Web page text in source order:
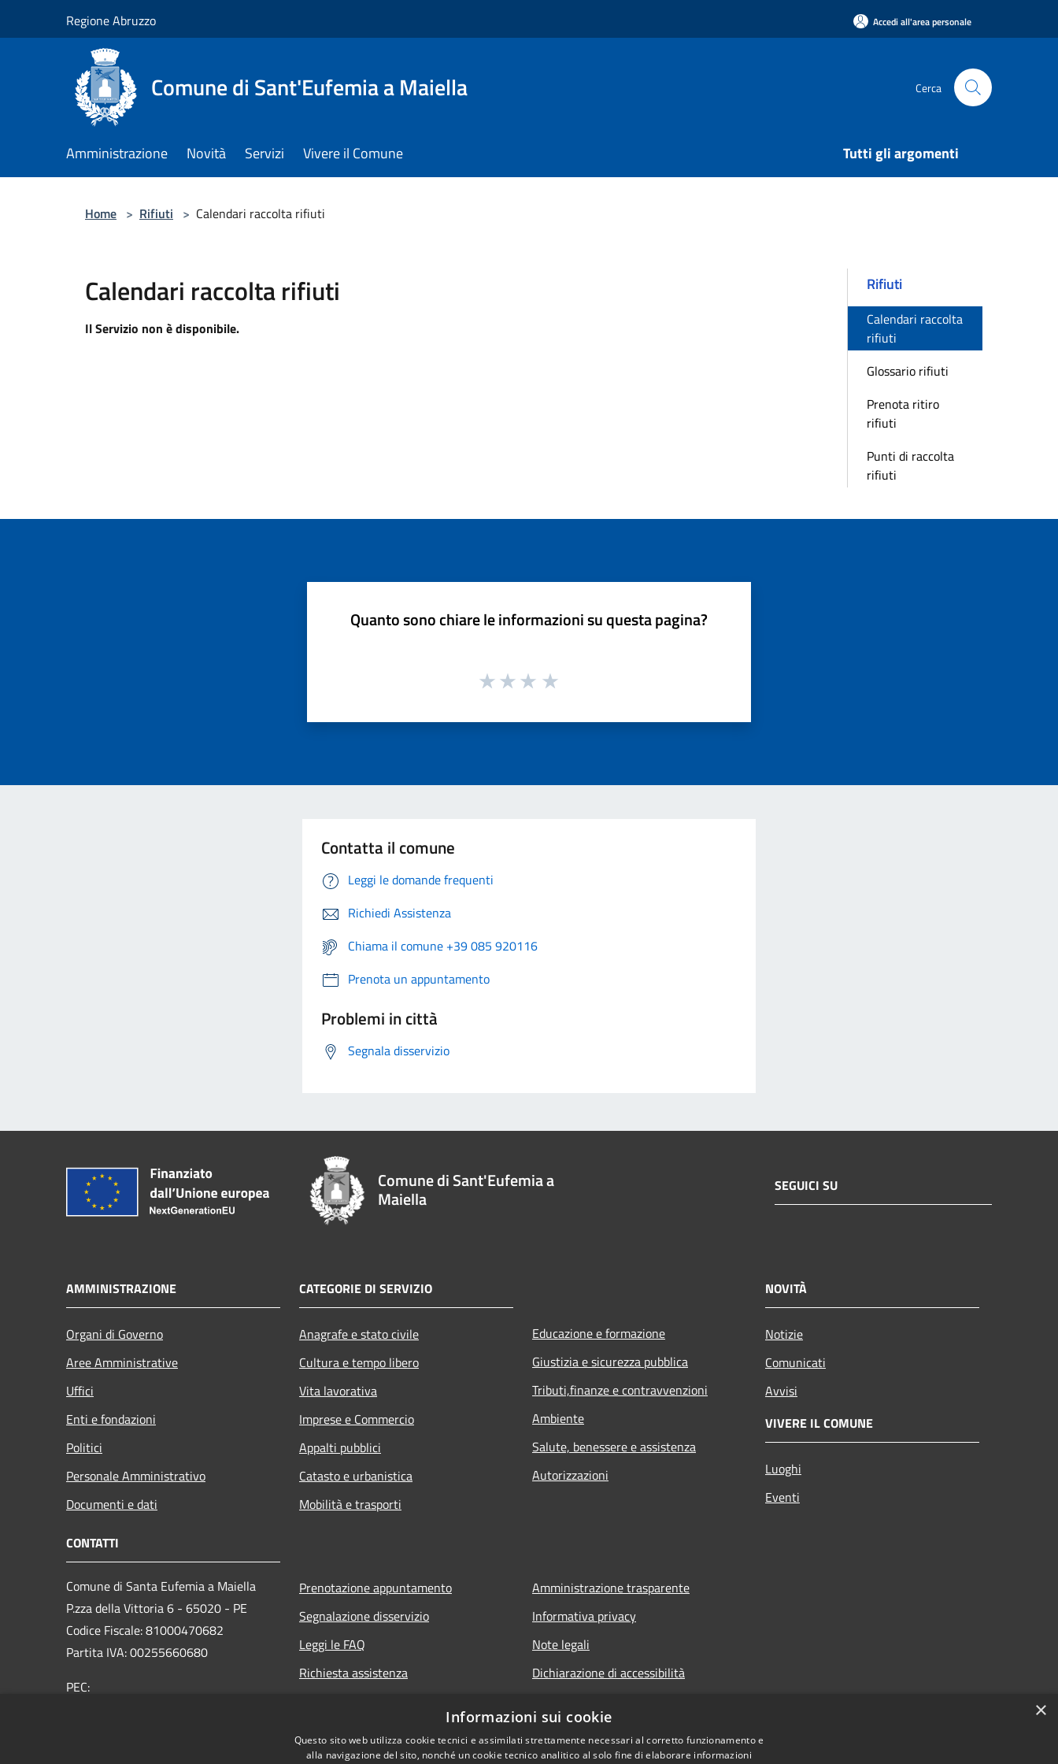
Regione Abruzzo Accedi all'area personale
Comune di Sant'Eufemia a Maiella Cerca
Amministrazione Novità Servizi Vivere il Comune Tutti gli argomenti
Home > Rifiuti > Calendari raccolta rifiuti
Calendari raccolta rifiuti
Il Servizio non è disponibile.
Rifiuti
Calendari raccolta
rifiuti
Glossario rifiuti
Prenota ritiro
rifiuti
Punti di raccolta
rifiuti
Quanto sono chiare le informazioni su questa pagina?
Contatta il comune
Leggi le domande frequenti
Richiedi Assistenza
Chiama il comune +39 085 920116
Prenota un appuntamento
Problemi in città
Segnala disservizio
Comune di Sant'Eufemia a
Maiella
SEGUICI SU
AMMINISTRAZIONE
Organi di Governo
Aree Amministrative
Uffici
Enti e fondazioni
Politici
Personale Amministrativo
Documenti e dati
CATEGORIE DI SERVIZIO
Anagrafe e stato civile
Cultura e tempo libero
Vita lavorativa
Imprese e Commercio
Appalti pubblici
Catasto e urbanistica
Mobilità e trasporti
Educazione e formazione
Giustizia e sicurezza pubblica
Tributi,finanze e contravvenzioni
Ambiente
Salute, benessere e assistenza
Autorizzazioni
NOVITÀ
Notizie
Comunicati
Avvisi
VIVERE IL COMUNE
Luoghi
Eventi
CONTATTI
Comune di Santa Eufemia a Maiella
P.zza della Vittoria 6 - 65020 - PE
Codice Fiscale: 81000470682
Partita IVA: 00255660680
PEC:
Prenotazione appuntamento
Segnalazione disservizio
Leggi le FAQ
Richiesta assistenza
Amministrazione trasparente
Informativa privacy
Note legali
Dichiarazione di accessibilità
×
Informazioni sui cookie
Questo sito web utilizza cookie tecnici e assimilati strettamente necessari al corretto funzionamento e
alla navigazione del sito, nonché un cookie tecnico analitico al solo fine di elaborare informazioni